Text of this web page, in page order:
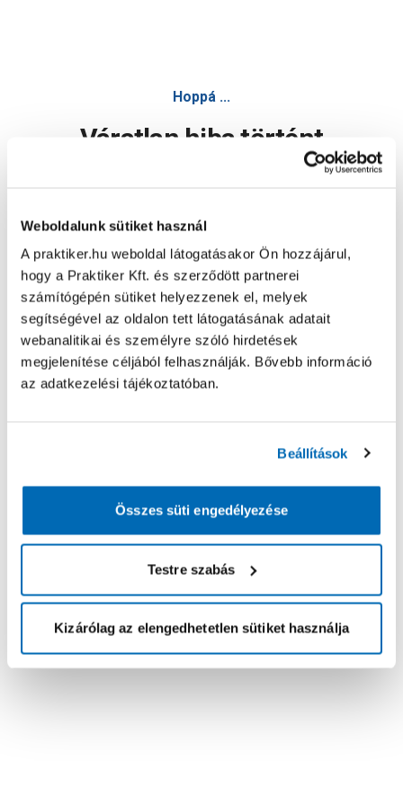
Weboldalunk sütiket használ
A praktiker.hu weboldal látogatásakor Ön hozzájárul,
hogy a Praktiker Kft. és szerződött partnerei
számítógépén sütiket helyezzenek el, melyek
segítségével az oldalon tett látogatásának adatait
webanalitikai és személyre szóló hirdetések
megjelenítése céljából felhasználják. Bővebb információ
az adatkezelési tájékoztatóban.
Beállítások
Összes süti engedélyezése
Testre szabás
Kizárólag az elengedhetetlen sütiket használja
Hoppá ...
Váratlan hiba történt
Oldal újratöltése